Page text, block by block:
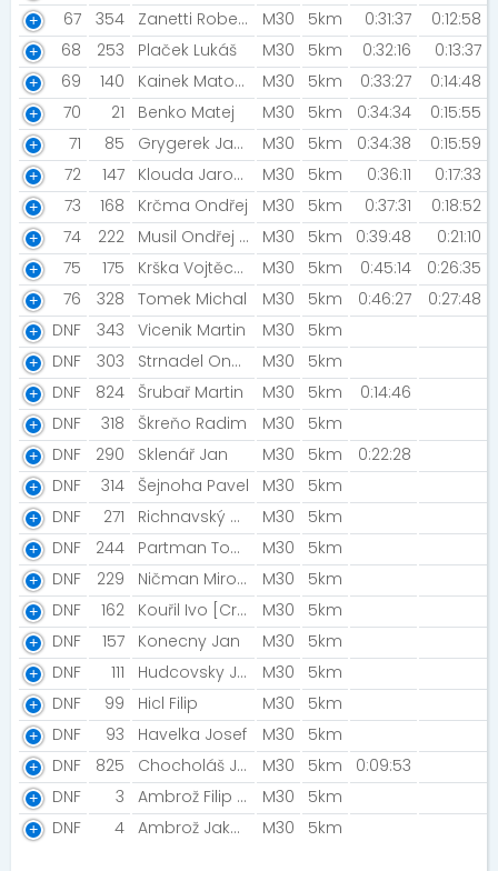
67
354 Zanetti Roberto [Kozlíci] M30 5km 0:31:37
0:12:58
68
253 Plaček Lukáš M30 5km 0:32:16
0:13:37
69
140 Kainek Matouš M30 5km 0:33:27
0:14:48
70
21 Benko Matej M30 5km 0:34:34
0:15:55
71
85 Grygerek Jan [Neamám Tým] M30 5km 0:34:38
0:15:59
72
147 Klouda Jaroslav M30 5km 0:36:11
0:17:33
73
168 Krčma Ondřej M30 5km 0:37:31
0:18:52
74
222 Musil Ondřej [AK Bastr Atlets] M30 5km 0:39:48
0:21:10
75
175 Krška Vojtěch [Cricetus] M30 5km 0:45:14
0:26:35
76
328 Tomek Michal M30 5km 0:46:27
0:27:48
DNF
343 Vicenik Martin M30
5km
DNF
303 Strnadel Ondřej [ATLETIKA Rýmařov] M30
5km
DNF
824 Šrubař Martin M30 5km
0:14:46
DNF
318 Škreňo Radim M30
5km
DNF
290 Sklenář Jan M30 5km
0:22:28
DNF
314 Šejnoha Pavel M30
5km
DNF
271 Richnavský Andrej [WildThing] M30
5km
DNF
244 Partman Tomáš [WildThing] M30
5km
DNF
229 Ničman Miroslav M30
5km
DNF
162 Kouřil Ivo [Cricetus] M30
5km
DNF
157 Konecny Jan M30
5km
DNF
111 Hudcovsky Jaroslav [Golfisiti ] M30
5km
DNF
99 Hicl Filip M30
5km
DNF
93 Havelka Josef M30
5km
DNF
825 Chocholáš Jan M30 5km
0:09:53
DNF
3 Ambrož Filip [CUCUMIAO jr.] M30
5km
DNF
4 Ambrož Jakub [CUCUMIAO jr.] M30 5km